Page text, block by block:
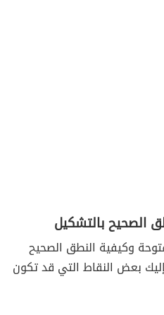
الصحيح بالتشكيل
وكيفية النطق الصحيح
بعض النقاط التي قد تكون